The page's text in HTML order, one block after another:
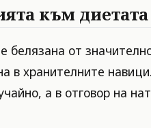
към диетата
от
в хранителните
а в отговор на